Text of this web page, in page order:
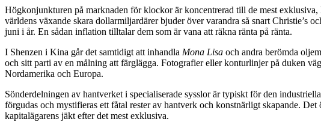
Högkonjunkturen på marknaden för klockor är koncentrerad till de mest
världens växande skara dollarmiljardärer bjuder över varandra så snart Christie’s
juni i år. En sådan inflation tilltalar dem som är vana att räkna ränta på ränta.
I Shenzen i Kina går det samtidigt att inhandla Mona Lisa och andra berömda
och sitt parti av en målning att färglägga. Fotografier eller konturlinjer på duken
Nordamerika och Europa.
Sönderdelningen av hantverket i specialiserade sysslor är typiskt för den
förgudas och mystifieras ett fåtal rester av hantverk och konstnärligt skapande.
kapitalägarens jäkt efter det mest exklusiva.